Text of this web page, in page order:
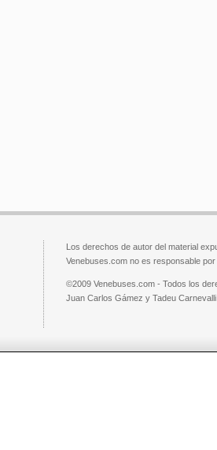
Los derechos de autor del material
Venebuses.com no es responsable
©2009 Venebuses.com - Todos los
Juan Carlos Gámez y Tadeu Carnevalli